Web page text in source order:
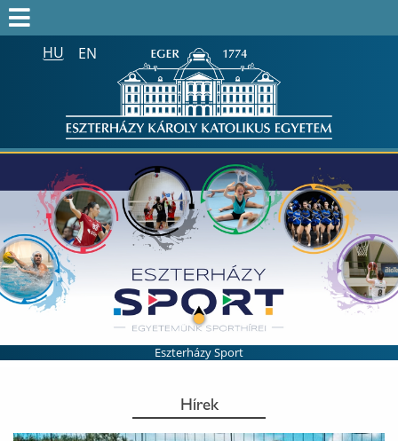
HU EN
FELVETTEK
ALUMNI
MUNKATÁRSAKNAK
ONK2026
HTOTDK2027
Keresés az egész honlapon:
Eszterházy Sport
Hírek